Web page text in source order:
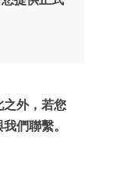
外，若您
們聯繫。